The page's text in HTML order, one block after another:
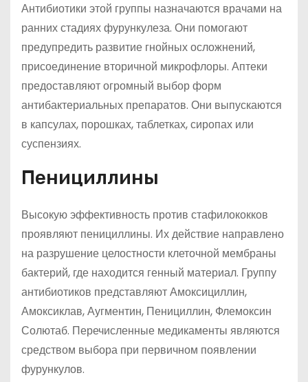
Антибиотики этой группы назначаются врачами на
ранних стадиях фурункулеза. Они помогают
предупредить развитие гнойных осложнений,
присоединение вторичной микрофлоры. Аптеки
предоставляют огромный выбор форм
антибактериальных препаратов. Они выпускаются
в капсулах, порошках, таблетках, сиропах или
суспензиях.
Пенициллины
Высокую эффективность против стафилококков
проявляют пенициллины. Их действие направлено
на разрушение целостности клеточной мембраны
бактерий, где находится генный материал. Группу
антибиотиков представляют Амоксициллин,
Амоксиклав, Аугментин, Пенициллин, Флемоксин
Солютаб. Перечисленные медикаменты являются
средством выбора при первичном появлении
фурункулов.